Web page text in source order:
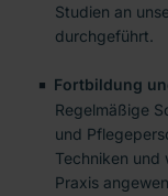
Studien an
durchgeführt.
Fortbildung
Regelmäßige
und
Techniken und
Praxis